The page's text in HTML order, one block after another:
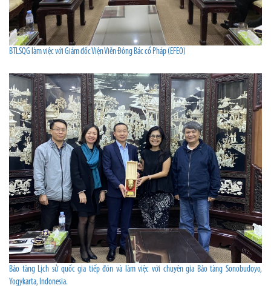
BTLSQG làm việc với Giám đốc Viện Viễn Đông Bác cổ Pháp (EFEO)
Bảo tàng Lịch sử quốc gia tiếp đón và làm việc với chuyên gia Bảo tàng Sonobudoyo,
Yogykarta, Indonesia.